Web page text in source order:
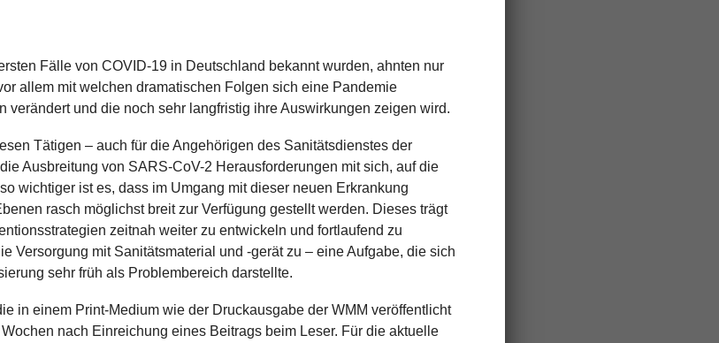
Fälle von COVID-19 in Deutschland bekannt wurden, ahnten nur
allem mit welchen dramatischen Folgen sich eine Pandemie
verändert und die noch sehr langfristig ihre Auswirkungen zeigen wird.
Tätigen – auch für die Angehörigen des Sanitätsdienstes der
Ausbreitung von SARS-CoV-2 Herausforderungen mit sich, auf die
wichtiger ist es, dass im Umgang mit dieser neuen Erkrankung
rasch möglichst breit zur Verfügung gestellt werden. Dieses trägt
zeitnah weiter zu entwickeln und fortlaufend zu
Versorgung mit Sanitätsmaterial und -gerät zu – eine Aufgabe, die sich
sehr früh als Problembereich darstellte.
in einem Print-Medium wie der Druckausgabe der WMM veröffentlicht
nach Einreichung eines Beitrags beim Leser. Für die aktuelle